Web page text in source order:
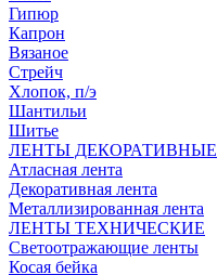
Гипюр
Капрон
Вязаное
Стрейч
Хлопок, п/э
Шантильи
Шитье
ЛЕНТЫ ДЕКОРАТИВНЫЕ
Атласная лента
Декоративная лента
Металлизированная лента
ЛЕНТЫ ТЕХНИЧЕСКИЕ
Светоотражающие ленты
Косая бейка